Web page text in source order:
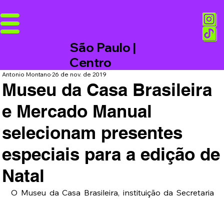
São Paulo |
Centro
Museu da Casa Brasileira
e Mercado Manual
selecionam presentes
especiais para a edição de
Natal
Antonio Montano26 de nov. de 2019
O Museu da Casa Brasileira, instituição da Secretaria